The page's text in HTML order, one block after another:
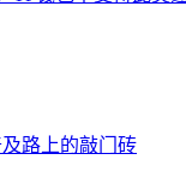
路上的敲门砖